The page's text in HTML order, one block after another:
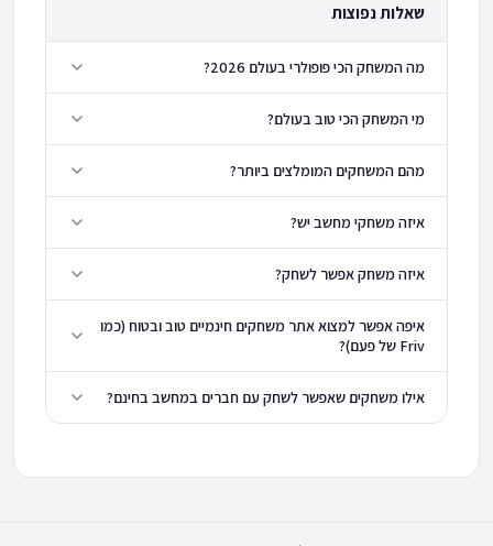
שאלות נפוצות
מה המשחק הכי פופולרי בעולם 2026?
מי המשחק הכי טוב בעולם?
מהם המשחקים המומלצים ביותר?
איזה משחקי מחשב יש?
איזה משחק אפשר לשחק?
איפה אפשר למצוא אתר משחקים חינמיים טוב ובטוח (כמו
Friv של פעם)?
אילו משחקים שאפשר לשחק עם חברים במחשב בחינם?